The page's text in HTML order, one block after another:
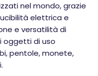
nel mondo, grazie
elettrica e
e versatilità di
oggetti di uso
pentole, monete,